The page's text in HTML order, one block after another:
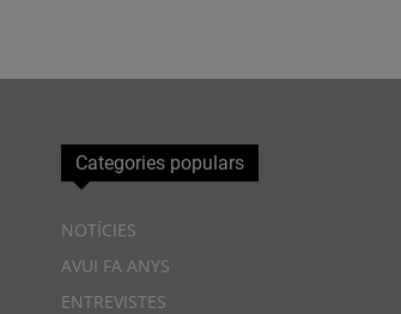
Categories populars
NOTÍCIES
AVUI FA ANYS
ENTREVISTES